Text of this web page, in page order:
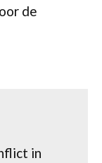
de
in